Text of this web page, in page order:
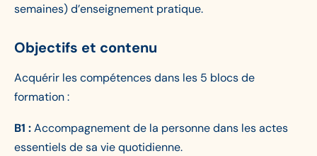
semaines) d’enseignement pratique.
Objectifs et contenu
Acquérir les compétences dans les 5 blocs de
formation :
B1 :Accompagnement de la personne dans les actes
essentiels de sa vie quotidienne.